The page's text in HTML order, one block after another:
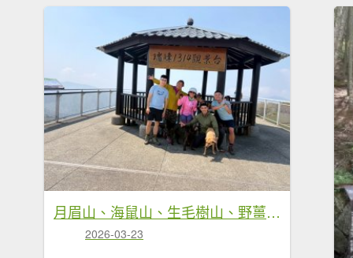
月眉山、海鼠山、生毛樹山、野薑花步道、進學古道
2026-03-23